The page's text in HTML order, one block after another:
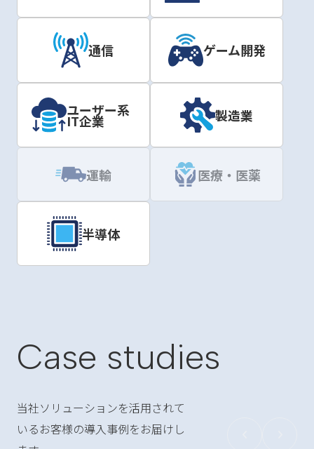
通信 ゲーム開発
ユーザー系
IT企業 製造業
運輸 医療・医薬
半導体
Case studies
当社ソリューションを活用されて
いるお客様の導入事例をお届けし